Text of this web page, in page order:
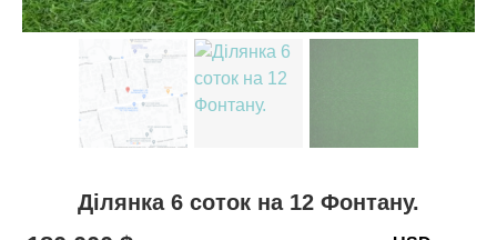
Ділянка 6 соток на 12 Фонтану.